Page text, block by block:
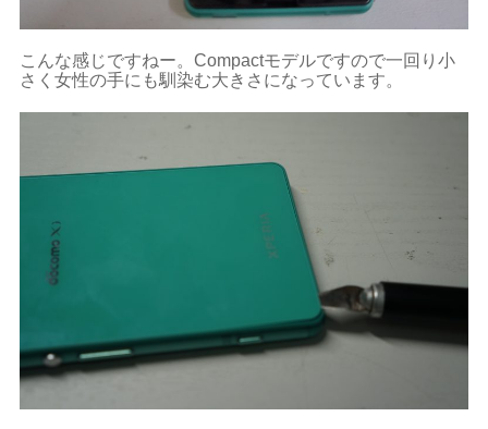
こんな感じですねー。Compactモデルですので一回り小
さく女性の手にも馴染む大きさになっています。